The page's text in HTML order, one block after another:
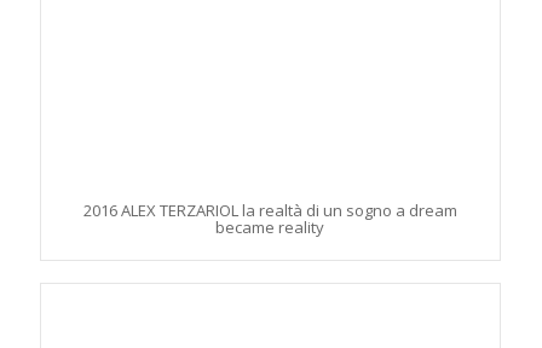
2016 ALEX TERZARIOL la realtà di un sogno a dream
became reality